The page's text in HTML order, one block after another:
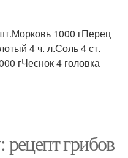
1000 гПерец
4 ч. л.Соль 4 ст.
гЧеснок 4 головка
грибов